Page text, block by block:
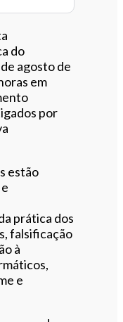
do
agosto de
em
por
estão
prática dos
falsificação
à
e